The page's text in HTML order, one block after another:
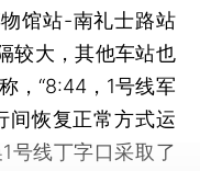
馆站-南礼士路站
较大，其他车站也
，“8:44，1号线军
间恢复正常方式运
号线丁字口采取了